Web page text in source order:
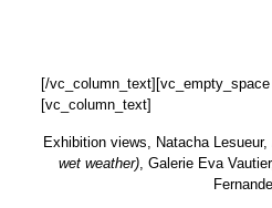
[/vc_column_text][vc_empty_space
[vc_column_text]
Exhibition views, Natacha Lesueur,
wet weather), Galerie Eva